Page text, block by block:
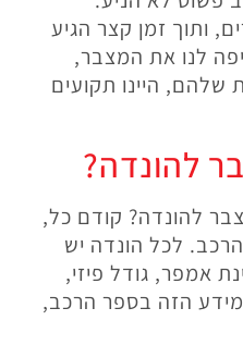
ותוך זמן קצר הגיע
לנו את המצבר,
שלהם, היינו תקועים
להונדה?
להונדה? קודם כל,
לכל הונדה יש
אמפר, גודל פיזי,
הזה בספר הרכב,